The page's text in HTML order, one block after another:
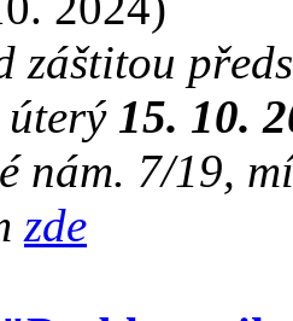
záštitou
15. 10.
nám. 7/19,
zde